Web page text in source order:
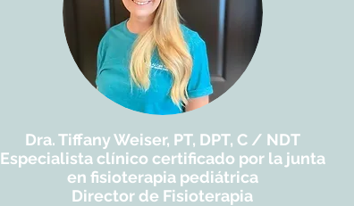
Dra. Tiffany Weiser, PT, DPT, C / NDT
Especialista clínico certificado por la junta
en fisioterapia pediátrica
Director de Fisioterapia